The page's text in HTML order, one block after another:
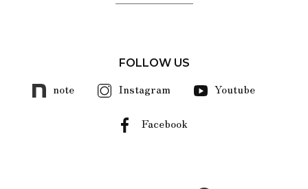
FOLLOW US
note Instagram Youtube
Facebook